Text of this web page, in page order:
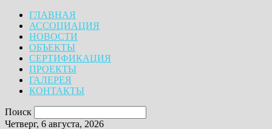
ГЛАВНАЯ
АССОЦИАЦИЯ
НОВОСТИ
ОБЪЕКТЫ
СЕРТИФИКАЦИЯ
ПРОЕКТЫ
ГАЛЕРЕЯ
КОНТАКТЫ
Поиск
Четверг, 6 августа, 2026